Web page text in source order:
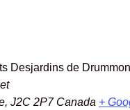
Desjardins de
, J2C 2P7 Canada +